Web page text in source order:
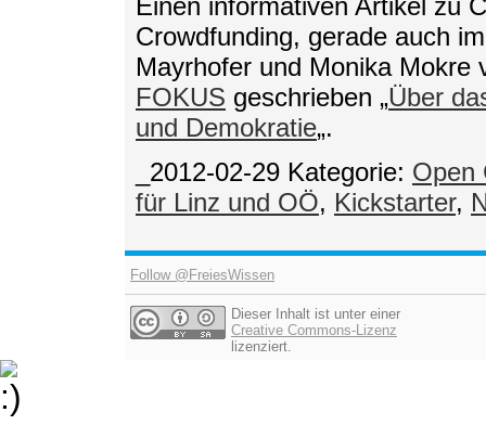
Einen informativen Artikel zu
Crowdfunding, gerade auch
Mayrhofer und Monika Mokre
FOKUS geschrieben „Über
und Demokratie„.
_2012-02-29 Kategorie: Open
für Linz und OÖ, Kickstarter,
Follow @FreiesWissen
Dieser Inhalt ist unter einer
Creative Commons-Lizenz
lizenziert.